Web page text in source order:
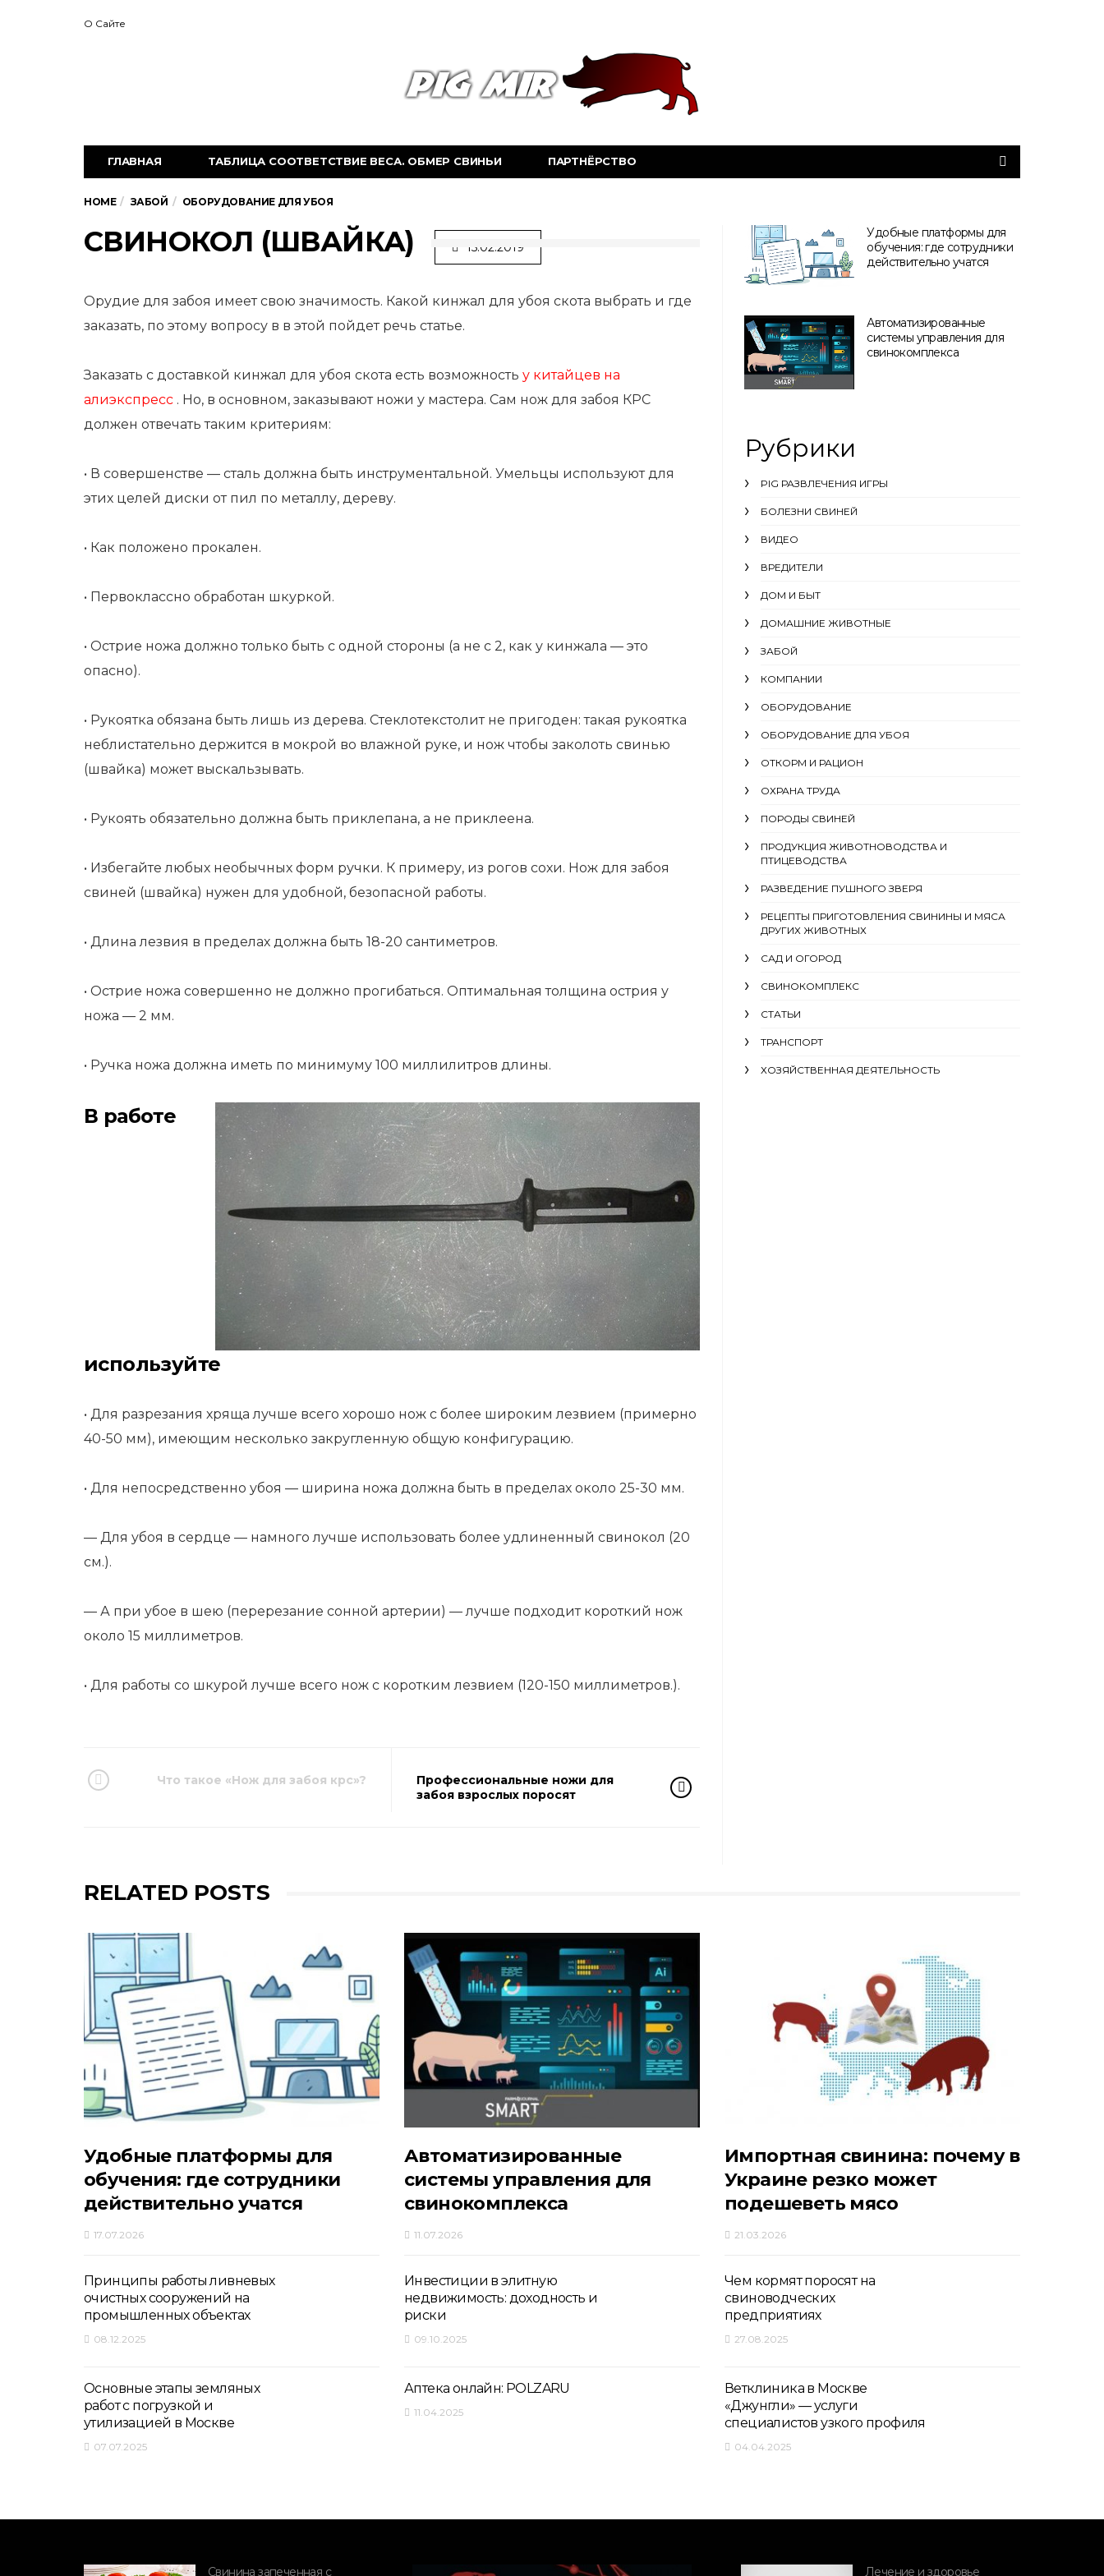
О Сайте
ГЛАВНАЯ ТАБЛИЦА СООТВЕТСТВИЕ ВЕСА. ОБМЕР СВИНЬИ ПАРТНЁРСТВО
HOME ЗАБОЙ ОБОРУДОВАНИЕ ДЛЯ УБОЯ
СВИНОКОЛ (ШВАЙКА) 15.02.2019
Орудие для забоя имеет свою значимость. Какой кинжал для убоя скота выбрать и где
заказать, по этому вопросу в в этой пойдет речь статье.
Заказать с доставкой кинжал для убоя скота есть возможность у китайцев на
алиэкспресс . Но, в основном, заказывают ножи у мастера. Сам нож для забоя КРС
должен отвечать таким критериям:
• В совершенстве — сталь должна быть инструментальной. Умельцы используют для
этих целей диски от пил по металлу, дереву.
• Как положено прокален.
• Первоклассно обработан шкуркой.
• Острие ножа должно только быть с одной стороны (а не с 2, как у кинжала — это
опасно).
• Рукоятка обязана быть лишь из дерева. Стеклотекстолит не пригоден: такая рукоятка
неблистательно держится в мокрой во влажной руке, и нож чтобы заколоть свинью
(швайка) может выскальзывать.
• Рукоять обязательно должна быть приклепана, а не приклеена.
• Избегайте любых необычных форм ручки. К примеру, из рогов сохи. Нож для забоя
свиней (швайка) нужен для удобной, безопасной работы.
• Длина лезвия в пределах должна быть 18-20 сантиметров.
• Острие ножа совершенно не должно прогибаться. Оптимальная толщина острия у
ножа — 2 мм.
• Ручка ножа должна иметь по минимуму 100 миллилитров длины.
В работе
используйте
• Для разрезания хряща лучше всего хорошо нож с более широким лезвием (примерно
40-50 мм), имеющим несколько закругленную общую конфигурацию.
• Для непосредственно убоя — ширина ножа должна быть в пределах около 25-30 мм.
— Для убоя в сердце — намного лучше использовать более удлиненный свинокол (20
см.).
— А при убое в шею (перерезание сонной артерии) — лучше подходит короткий нож
около 15 миллиметров.
• Для работы со шкурой лучше всего нож с коротким лезвием (120-150 миллиметров.).
Что такое «Нож для забоя крс»?
Профессиональные ножи для
забоя взрослых поросят
Удобные платформы для
обучения: где сотрудники
действительно учатся
Автоматизированные
системы управления для
свинокомплекса
Рубрики
PIG РАЗВЛЕЧЕНИЯ ИГРЫ
БОЛЕЗНИ СВИНЕЙ
ВИДЕО
ВРЕДИТЕЛИ
ДОМ И БЫТ
ДОМАШНИЕ ЖИВОТНЫЕ
ЗАБОЙ
КОМПАНИИ
ОБОРУДОВАНИЕ
ОБОРУДОВАНИЕ ДЛЯ УБОЯ
ОТКОРМ И РАЦИОН
ОХРАНА ТРУДА
ПОРОДЫ СВИНЕЙ
ПРОДУКЦИЯ ЖИВОТНОВОДСТВА И
ПТИЦЕВОДСТВА
РАЗВЕДЕНИЕ ПУШНОГО ЗВЕРЯ
РЕЦЕПТЫ ПРИГОТОВЛЕНИЯ СВИНИНЫ И МЯСА
ДРУГИХ ЖИВОТНЫХ
САД И ОГОРОД
СВИНОКОМПЛЕКС
СТАТЬИ
ТРАНСПОРТ
ХОЗЯЙСТВЕННАЯ ДЕЯТЕЛЬНОСТЬ
RELATED POSTS
Удобные платформы для
обучения: где сотрудники
действительно учатся
17.07.2026
Принципы работы ливневых
очистных сооружений на
промышленных объектах
08.12.2025
Основные этапы земляных
работ с погрузкой и
утилизацией в Москве
07.07.2025
Автоматизированные
системы управления для
свинокомплекса
11.07.2026
Инвестиции в элитную
недвижимость: доходность и
риски
09.10.2025
Аптека онлайн: POLZARU
11.04.2025
Импортная свинина: почему в
Украине резко может
подешеветь мясо
21.03.2026
Чем кормят поросят на
свиноводческих
предприятиях
27.08.2025
Ветклиника в Москве
«Джунгли» — услуги
специалистов узкого профиля
04.04.2025
Свинина запеченная с
ПОРОДЫ СВИНЕЙ
Лечение и здоровье